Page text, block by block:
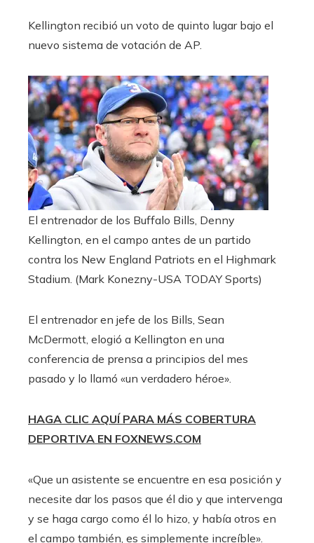
Kellington recibió un voto de quinto lugar bajo el
nuevo sistema de votación de AP.
El entrenador de los Buffalo Bills, Denny
Kellington, en el campo antes de un partido
contra los New England Patriots en el Highmark
Stadium. (Mark Konezny-USA TODAY Sports)
El entrenador en jefe de los Bills, Sean
McDermott, elogió a Kellington en una
conferencia de prensa a principios del mes
pasado y lo llamó «un verdadero héroe».
HAGA CLIC AQUÍ PARA MÁS COBERTURA
DEPORTIVA EN FOXNEWS.COM
«Que un asistente se encuentre en esa posición y
necesite dar los pasos que él dio y que intervenga
y se haga cargo como él lo hizo, y había otros en
el campo también, es simplemente increíble».